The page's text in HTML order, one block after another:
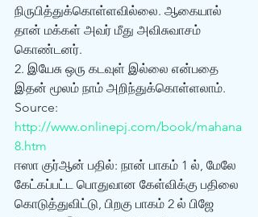
நிருபித்துக்கொள்ளவில்லை. ஆகையால்
தான் மக்கள் அவர் மீது அவிசுவாசம்
கொண்டனர்.
2. இயேசு ஒரு கடவுள் இல்லை என்பதை
இதன் மூலம் நாம் அறிந்துக்கொள்ளலாம்.
Source:
http://www.onlinepj.com/book/mahana
8.htm
ஈஸா குர்ஆன் பதில்: நான் பாகம் 1 ல், மேலே
கேட்கப்பட்ட பொதுவான கேள்விக்கு பதிலை
கொடுத்துவிட்டு, பிறகு பாகம் 2 ல் பிஜே